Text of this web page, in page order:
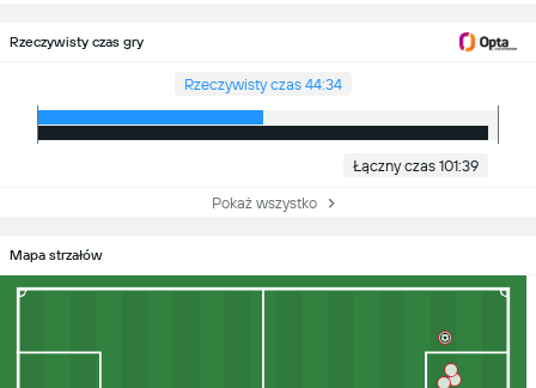
Rzeczywisty czas gry
Rzeczywisty czas 44:34
Łączny czas 101:39
Pokaż wszystko
Mapa strzałów